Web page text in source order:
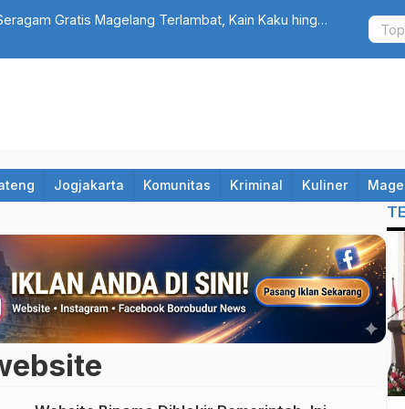
Gratis Magelang Terlambat, Kain Kaku hingga
Cuma
Jogjakarta Komunitas Kriminal Kuliner